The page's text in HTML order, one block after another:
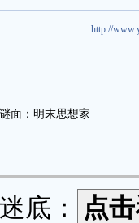
http://
谜面：明末思想家
迷底：